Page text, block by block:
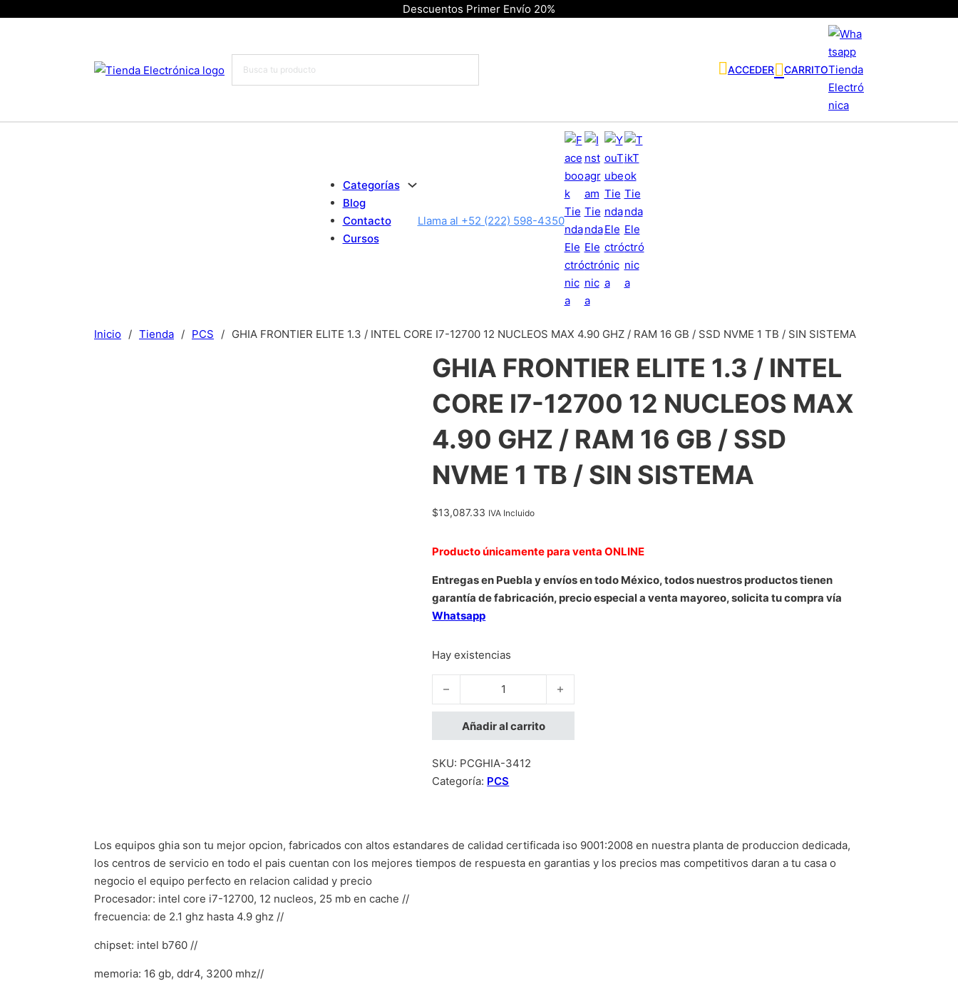
Descuentos Primer Envío 20%
ACCEDER CARRITO
Categorías
Blog
Contacto
Cursos
Llama al +52 (222) 598-4350
Inicio / Tienda / PCS / GHIA FRONTIER ELITE 1.3 / INTEL CORE I7-12700 12 NUCLEOS MAX 4.90 GHZ / RAM 16 GB / SSD NVME 1 TB / SIN SISTEMA
GHIA FRONTIER ELITE 1.3 / INTEL
CORE I7-12700 12 NUCLEOS MAX
4.90 GHZ / RAM 16 GB / SSD
NVME 1 TB / SIN SISTEMA
$13,087.33 IVA Incluido
Producto únicamente para venta ONLINE
Entregas en Puebla y envíos en todo México, todos nuestros productos tienen
garantía de fabricación, precio especial a venta mayoreo, solicita tu compra vía
Whatsapp
Hay existencias
GHIA FRONTIER ELITE 1.3 / INTEL CORE I7-12700 12 NUCLEOS MAX 4.90 GHZ / RAM 16 GB / SSD
Añadir al carrito
SKU: PCGHIA-3412
Categoría: PCS
Los equipos ghia son tu mejor opcion, fabricados con altos estandares de calidad certificada iso 9001:2008 en nuestra planta de produccion dedicada,
los centros de servicio en todo el pais cuentan con los mejores tiempos de respuesta en garantias y los precios mas competitivos daran a tu casa o
negocio el equipo perfecto en relacion calidad y precio
Procesador: intel core i7-12700, 12 nucleos, 25 mb en cache //
frecuencia: de 2.1 ghz hasta 4.9 ghz //
chipset: intel b760 //
memoria: 16 gb, ddr4, 3200 mhz//